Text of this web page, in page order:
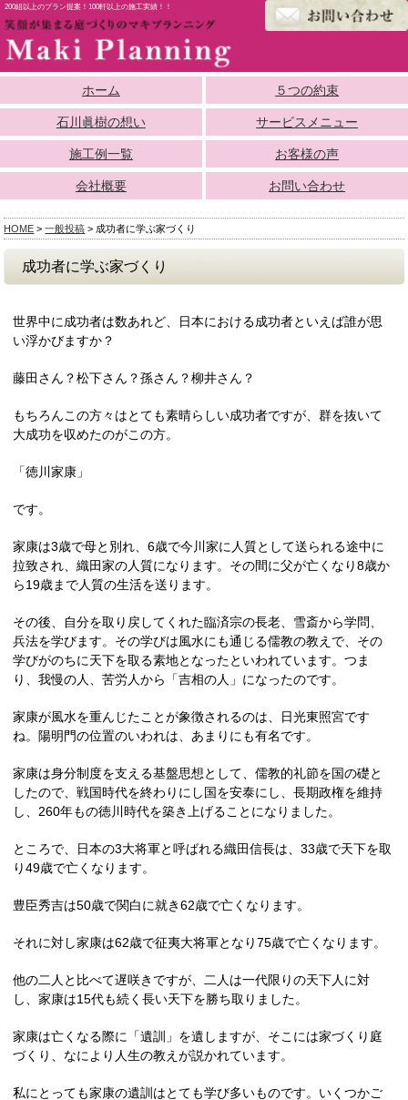
200組以上のプラン提案！100軒以上の施工実績！！
ホーム ５つの約束
石川眞樹の想い サービスメニュー
施工例一覧 お客様の声
会社概要 お問い合わせ
HOME >一般投稿 > 成功者に学ぶ家づくり
成功者に学ぶ家づくり
世界中に成功者は数あれど、日本における成功者といえば誰が思
い浮かびますか？
藤田さん？松下さん？孫さん？柳井さん？
もちろんこの方々はとても素晴らしい成功者ですが、群を抜いて
大成功を収めたのがこの方。
「徳川家康」
です。
家康は3歳で母と別れ、6歳で今川家に人質として送られる途中に
拉致され、織田家の人質になります。その間に父が亡くなり8歳か
ら19歳まで人質の生活を送ります。
その後、自分を取り戻してくれた臨済宗の長老、雪斎から学問、
兵法を学びます。その学びは風水にも通じる儒教の教えで、その
学びがのちに天下を取る素地となったといわれています。つま
り、我慢の人、苦労人から「吉相の人」になったのです。
家康が風水を重んじたことが象徴されるのは、日光東照宮です
ね。陽明門の位置のいわれは、あまりにも有名です。
家康は身分制度を支える基盤思想として、儒教的礼節を国の礎と
したので、戦国時代を終わりにし国を安泰にし、長期政権を維持
し、260年もの徳川時代を築き上げることになりました。
ところで、日本の3大将軍と呼ばれる織田信長は、33歳で天下を取
り49歳で亡くなります。
豊臣秀吉は50歳で関白に就き62歳で亡くなります。
それに対し家康は62歳で征夷大将軍となり75歳で亡くなります。
他の二人と比べて遅咲きですが、二人は一代限りの天下人に対
し、家康は15代も続く長い天下を勝ち取りました。
家康は亡くなる際に「遺訓」を遺しますが、そこには家づくり庭
づくり、なにより人生の教えが説かれています。
私にとっても家康の遺訓はとても学び多いものです。いくつかご